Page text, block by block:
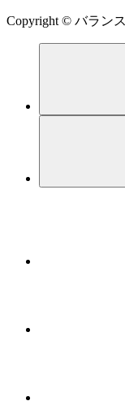
Copyright © バラン